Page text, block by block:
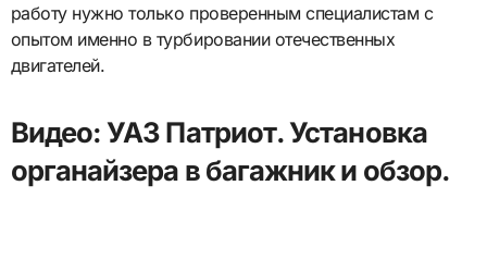
работу нужно только проверенным специалистам с
опытом именно в турбировании отечественных
двигателей.
Видео: УАЗ Патриот. Установка
органайзера в багажник и обзор.